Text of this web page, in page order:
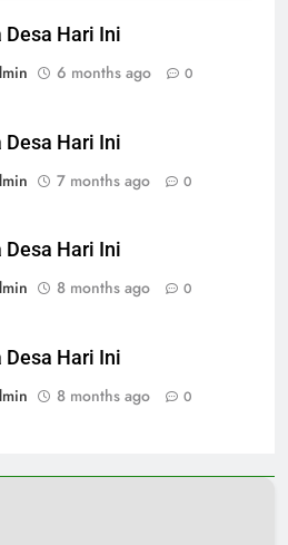
Desa Hari Ini
6 months ago 0
Desa Hari Ini
7 months ago 0
Desa Hari Ini
8 months ago 0
Desa Hari Ini
8 months ago 0